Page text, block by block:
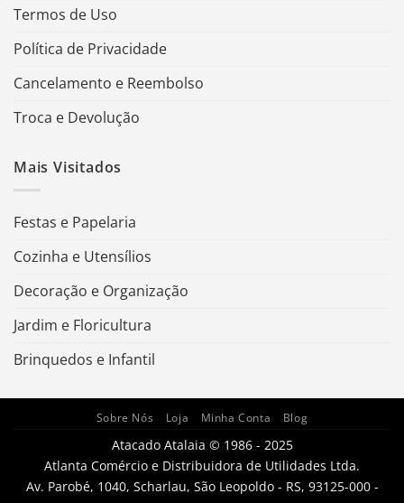
Termos de Uso
Política de Privacidade
Cancelamento e Reembolso
Troca e Devolução
Mais Visitados
Festas e Papelaria
Cozinha e Utensílios
Decoração e Organização
Jardim e Floricultura
Brinquedos e Infantil
Sobre Nós Loja Minha Conta Blog
Atacado Atalaia © 1986 - 2025
Atlanta Comércio e Distribuidora de Utilidades Ltda.
Av. Parobé, 1040, Scharlau, São Leopoldo - RS, 93125-000 -